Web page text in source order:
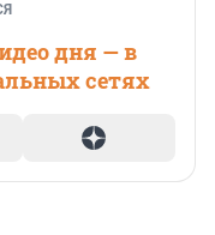
дня — в
сетях